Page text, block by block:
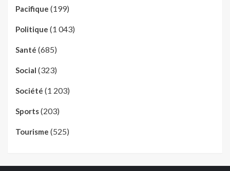
Pacifique (199)
Politique (1 043)
Santé (685)
Social (323)
Société (1 203)
Sports(203)
Tourisme (525)